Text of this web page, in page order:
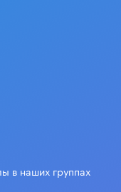
в наших группах